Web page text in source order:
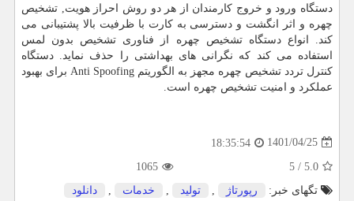
دستگاه ورود و خروج کارمندان از هر دو روش احراز هویت, تشخیص
چهره و اثر انگشت و دسترسی به کارت با ظرفیت بالا پشتیبانی می
کند. انواع دستگاه تشخیص چهره از فناوری تشخیص بدون لمس
استفاده می کند که نگرانی های بهداشتی را حذف نماید. دستگاه
کنترل تردد تشخیص چهره مجهز به الگوریتم Anti Spoofing برای بهبود
عملکرد و امنیت تشخیص چهره است.
1401/04/25
18:35:54
5.0
/
5
1065
تگهای خبر:
رپورتاژ , تولید , خدمات , دانلود